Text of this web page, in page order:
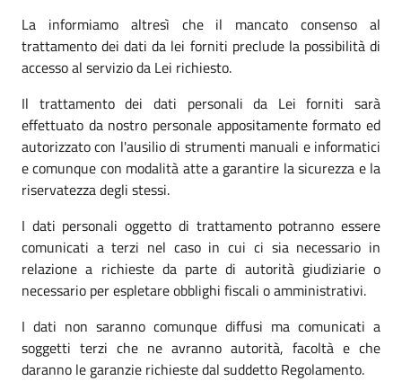
La informiamo altresì che il mancato consenso al
trattamento dei dati da lei forniti preclude la possibilità di
accesso al servizio da Lei richiesto.
Il trattamento dei dati personali da Lei forniti sarà
effettuato da nostro personale appositamente formato ed
autorizzato con l'ausilio di strumenti manuali e informatici
e comunque con modalità atte a garantire la sicurezza e la
riservatezza degli stessi.
I dati personali oggetto di trattamento potranno essere
comunicati a terzi nel caso in cui ci sia necessario in
relazione a richieste da parte di autorità giudiziarie o
necessario per espletare obblighi fiscali o amministrativi.
I dati non saranno comunque diffusi ma comunicati a
soggetti terzi che ne avranno autorità, facoltà e che
daranno le garanzie richieste dal suddetto Regolamento.